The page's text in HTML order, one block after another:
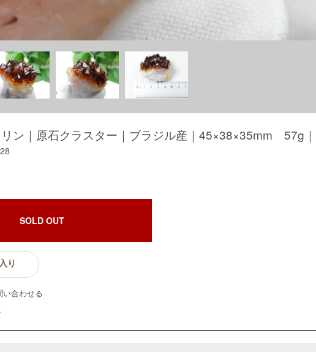
ン｜原石クラスター｜ブラジル産｜45×38×35mm 57g
SOLD OUT
り
い合わせる